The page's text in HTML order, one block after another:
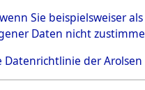
Sie beispielsweiser
Daten nicht
der Arolsen